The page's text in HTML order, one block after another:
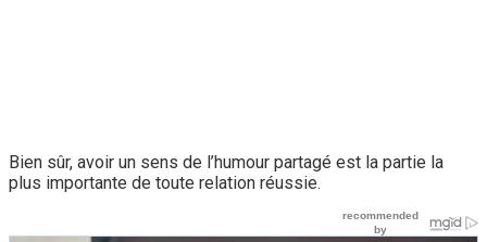
Bien sûr, avoir un sens de l’humour partagé est la partie la
plus importante de toute relation réussie.